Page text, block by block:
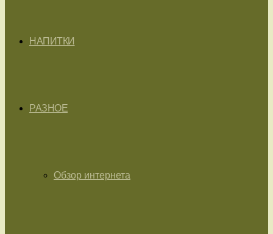
НАПИТКИ
РАЗНОЕ
Обзор интернета